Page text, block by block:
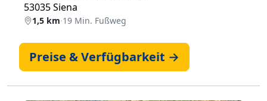
53035 Siena
1,5 km·19 Min. Fußweg
Preise & Verfügbarkeit →